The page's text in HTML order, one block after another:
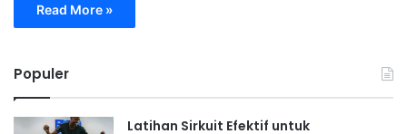
Read More »
Populer
Latihan Sirkuit Efektif untuk